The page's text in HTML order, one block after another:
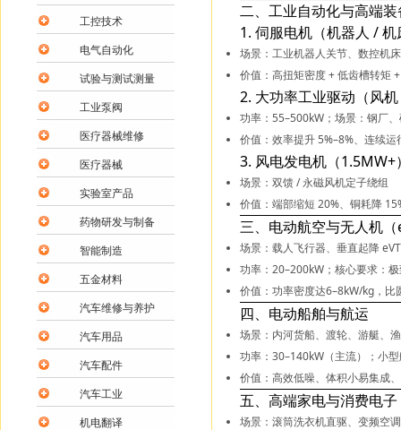
二、工业自动化与高端装
1. 伺服电机（机器人 / 机
场景：工业机器人关节、数控机
价值： 高扭矩密度 + 低齿槽转矩
2. 大功率工业驱动（风
功率：55–500kW；场景：钢厂
价值：效率提升 5%–8%、连续
3. 风电发电机（1.5MW+
场景：双馈 / 永磁风机定子绕组
价值：端部缩短 20%、铜耗降
三、电动航空与无人机（
场景：载人飞行器、垂直起降
功率：20–200kW；核心要求：
价值：功率密度达6–8kW/kg ，
四、电动船舶与航运
场景：内河货船、渡轮、游艇、
功率：30–140kW（主流）；小
价值：高效低噪、体积小易集成
五、高端家电与消费电子
场景：滚筒洗衣机直驱、变频空
工控技术
电气自动化
试验与测试测量
工业泵阀
医疗器械维修
医疗器械
实验室产品
药物研发与制备
智能制造
五金材料
汽车维修与养护
汽车用品
汽车配件
汽车工业
机电翻译